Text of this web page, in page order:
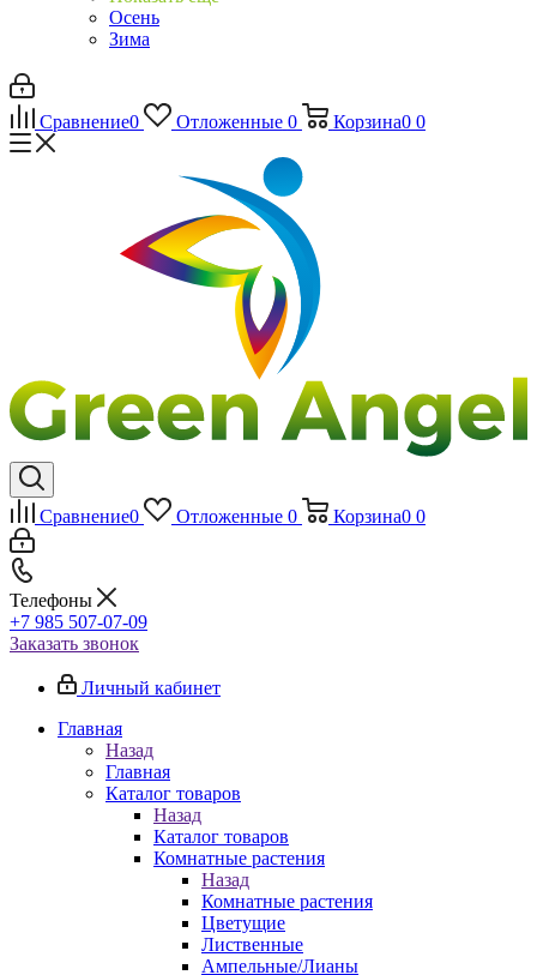
Осень
Зима
Сравнение0 Отложенные 0 Корзина0 0
Сравнение0 Отложенные 0 Корзина0 0
Телефоны
+7 985 507-07-09
Заказать звонок
Личный кабинет
Главная
Назад
Главная
Каталог товаров
Назад
Каталог товаров
Комнатные растения
Назад
Комнатные растения
Цветущие
Лиственные
Ампельные/Лианы